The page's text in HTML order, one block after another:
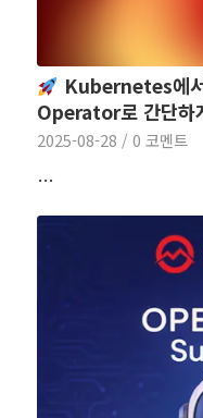
Kubernetes에
Operator로 간단하
2025-08-28 / 0 코멘트
…